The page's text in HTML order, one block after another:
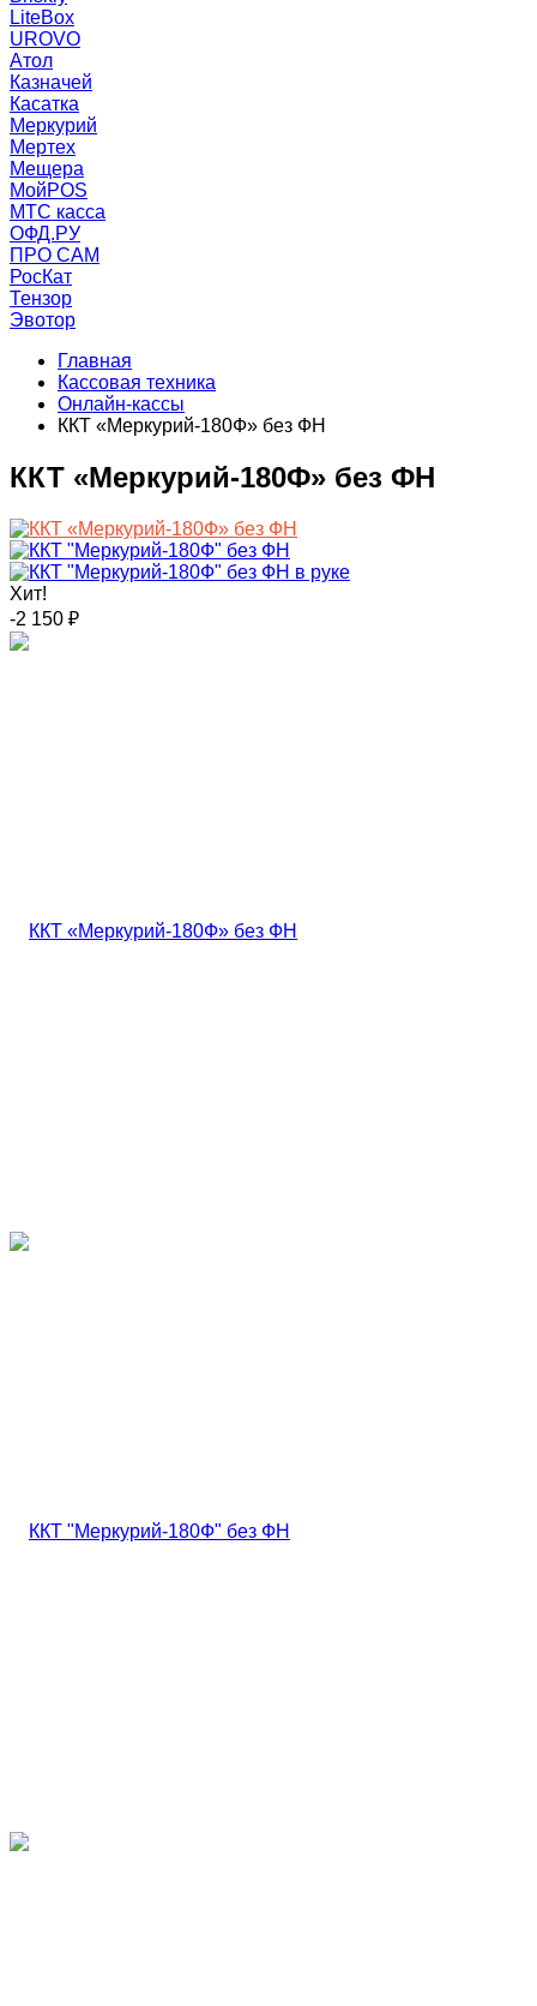
LiteBox
UROVO
Атол
Казначей
Касатка
Меркурий
Мертех
Мещера
МойPOS
МТС касса
ОФД.РУ
ПРО САМ
РосКат
Тензор
Эвотор
Главная
Кассовая техника
Онлайн-кассы
ККТ «Меркурий-180Ф» без ФН
ККТ «Меркурий-180Ф» без ФН
Хит!
-2 150 ₽